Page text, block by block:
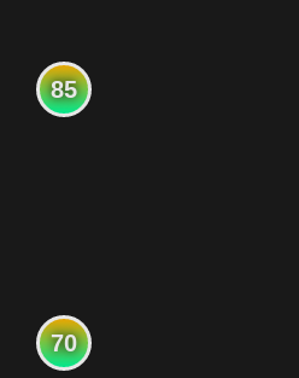
85
70